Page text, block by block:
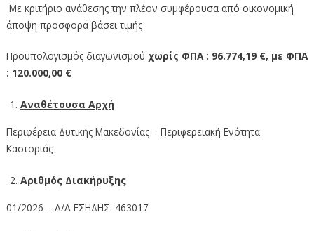
Με κριτήριο ανάθεσης την πλέον συμφέρουσα από οικονομική
άποψη προσφορά βάσει τιμής
Προϋπολογισμός διαγωνισμού χωρίς ΦΠΑ : 96.774,19 €, με ΦΠΑ
: 120.000,00 €
Αναθέτουσα Αρχή
Περιφέρεια Δυτικής Μακεδονίας – Περιφερειακή Ενότητα
Καστοριάς
Αριθμός Διακήρυξης
01/2026 – Α/Α ΕΣΗΔΗΣ: 463017